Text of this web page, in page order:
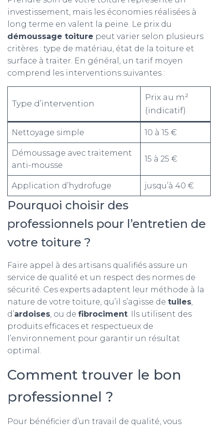
investissement, mais les économies réalisées à
long terme en valent la peine. Le prix du
démoussage toiture peut varier selon plusieurs
critères : type de matériau, état de la toiture et
surface à traiter. En général, un tarif moyen
comprend les interventions suivantes :
Type d’intervention
Prix au m²
(indicatif)
Nettoyage simple 10 à 15 €
Démoussage avec traitement
anti-mousse
15 à 25 €
Application d’hydrofuge jusqu’à 40 €
Pourquoi choisir des
professionnels pour l’entretien de
votre toiture ?
Faire appel à des artisans qualifiés assure un
service de qualité et un respect des normes de
sécurité. Ces experts adaptent leur méthode à la
nature de votre toiture, qu’il s’agisse de tuiles,
d’ardoises, ou de fibrociment. Ils utilisent des
produits efficaces et respectueux de
l’environnement pour garantir un résultat
optimal.
Comment trouver le bon
professionnel ?
Pour bénéficier d’un travail de qualité, vous